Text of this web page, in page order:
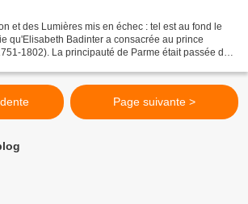
et des Lumières mis en échec : tel est au fond le
qu'Elisabeth Badinter a consacrée au prince
1802). La principauté de Parme était passée des
Page suivante >